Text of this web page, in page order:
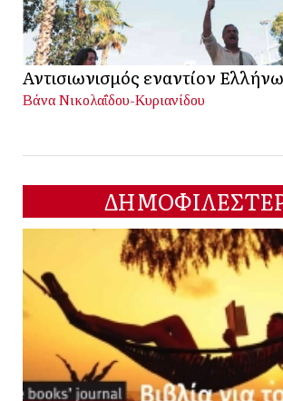
Αντισιωνισμός εναντίον
Βάνα Νικολαΐδου-Κυριανίδου